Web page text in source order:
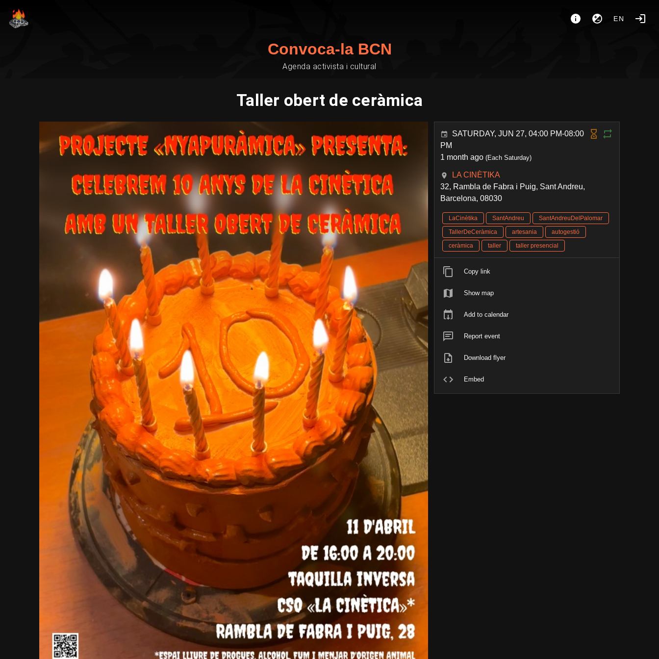
EN
Convoca-la BCN
Agenda activista i cultural
Taller obert de ceràmica
SATURDAY, JUN 27, 04:00 PM-08:00
PM
1 month ago (Each Saturday)
LA CINÈTIKA
32, Rambla de Fabra i Puig, Sant Andreu,
Barcelona, 08030
LaCinètika SantAndreu
SantAndreuDelPalomar
TallerDeCeràmica
artesania
autogestió
ceràmica
taller taller presencial
Copy link
Show map
Add to calendar
Report event
Download flyer
Embed